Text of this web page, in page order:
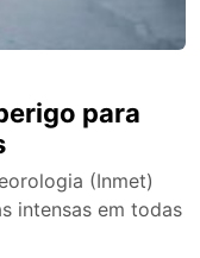
para
(Inmet)
intensas em todas